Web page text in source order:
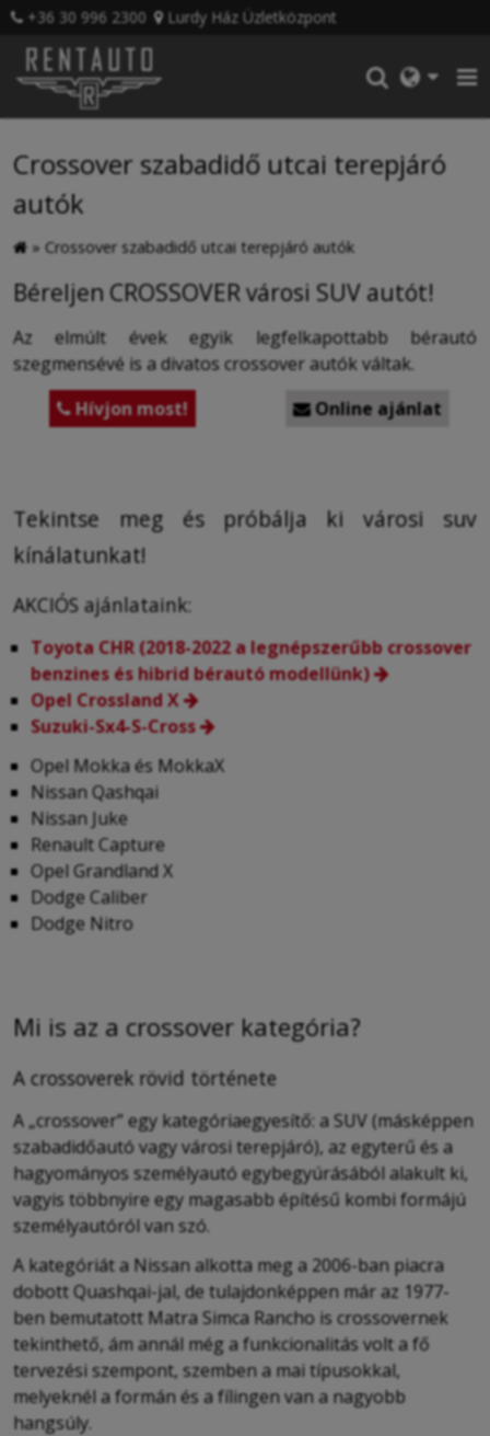
+36 30 996 2300 Lurdy Ház Üzletközpont
Crossover szabadidő utcai terepjáró
autók
» Crossover szabadidő utcai terepjáró autók
Béreljen CROSSOVER városi SUV autót!
Az elmúlt évek egyik legfelkapottabb bérautó
szegmensévé is a divatos crossover autók váltak.
 Hívjon most!  Online ajánlat
Tekintse meg és próbálja ki városi suv
kínálatunkat!
AKCIÓS ajánlataink:
Toyota CHR (2018-2022 a legnépszerűbb crossover
benzines és hibrid bérautó modellünk)
Opel Crossland X
Suzuki-Sx4-S-Cross
Opel Mokka és MokkaX
Nissan Qashqai
Nissan Juke
Renault Capture
Opel Grandland X
Dodge Caliber
Dodge Nitro
Mi is az a crossover kategória?
A crossoverek rövid története
A „crossover” egy kategóriaegyesítő: a SUV (másképpen
szabadidőautó vagy városi terepjáró), az egyterű és a
hagyományos személyautó egybegyúrásából alakult ki,
vagyis többnyire egy magasabb építésű kombi formájú
személyautóról van szó.
A kategóriát a Nissan alkotta meg a 2006-ban piacra
dobott Quashqai-jal, de tulajdonképpen már az 1977-
ben bemutatott Matra Simca Rancho is crossovernek
tekinthető, ám annál még a funkcionalitás volt a fő
tervezési szempont, szemben a mai típusokkal,
melyeknél a formán és a fílingen van a nagyobb
hangsúly.